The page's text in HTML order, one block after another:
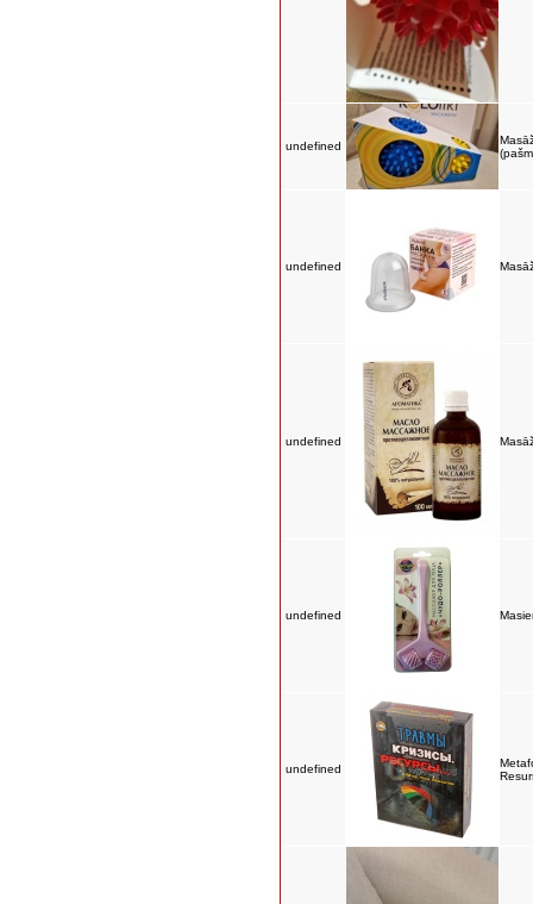
undefined
undefined
undefined
undefined
undefined